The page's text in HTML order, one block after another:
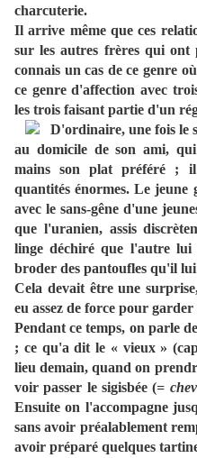
charcuterie.
Il arrive même que ces
sur les autres frères qui
connais un cas de ce genre
ce genre d'affection avec
les trois faisant partie d'un
D'ordinaire, une fois le
au domicile de son ami,
mains son plat préféré ; il
quantités énormes. Le jeune
avec le sans-gêne d'une
que l'uranien, assis
linge déchiré que l'autre lui
broder des pantoufles qu'il lui
Cela devait être une
eu assez de force pour garder
Pendant ce temps, on parle
; ce qu'a dit le « vieux »
lieu demain, quand on
voir passer le sigisbée (=
Ensuite on l'accompagne
sans avoir préalablement
avoir préparé quelques